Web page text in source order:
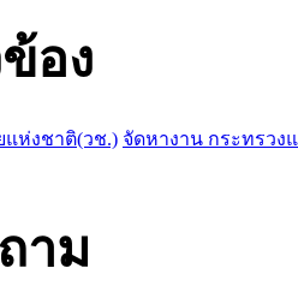
อง
ห่งชาติ(วช.) จัดหางาน กระทรวง
าม